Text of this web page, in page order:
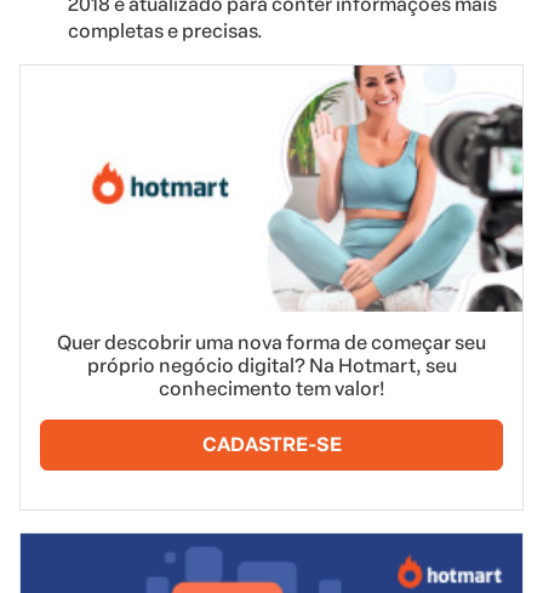
2018 e atualizado para conter informações mais
completas e precisas.
Quer descobrir uma nova forma de começar seu
próprio negócio digital? Na Hotmart, seu
conhecimento tem valor!
CADASTRE-SE